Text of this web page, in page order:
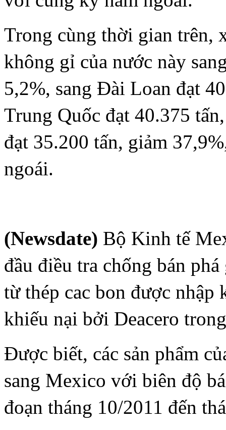
Trong cùng thời gian trên,
không gỉ của nước này
5,2%, sang Đài Loan đạt
Trung Quốc đạt 40.375
đạt 35.200 tấn, giảm
ngoái.
(Newsdate) Bộ Kinh tế
đầu điều tra chống bán
từ thép cac bon được nhập
khiếu nại bởi Deacero
Được biết, các sản phẩm
sang Mexico với biên độ
đoạn tháng 10/2011 đến